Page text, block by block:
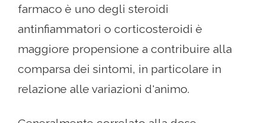
farmaco è uno degli steroidi
antinfiammatori o corticosteroidi è
maggiore propensione a contribuire alla
comparsa dei sintomi, in particolare in
relazione alle variazioni d'animo.